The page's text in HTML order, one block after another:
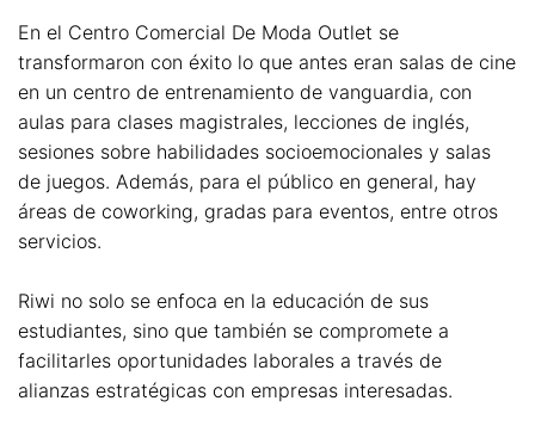
En el Centro Comercial De Moda Outlet se
transformaron con éxito lo que antes eran salas de cine
en un centro de entrenamiento de vanguardia, con
aulas para clases magistrales, lecciones de inglés,
sesiones sobre habilidades socioemocionales y salas
de juegos. Además, para el público en general, hay
áreas de coworking, gradas para eventos, entre otros
servicios.
Riwi no solo se enfoca en la educación de sus
estudiantes, sino que también se compromete a
facilitarles oportunidades laborales a través de
alianzas estratégicas con empresas interesadas.